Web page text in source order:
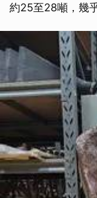
約25至28噸，幾